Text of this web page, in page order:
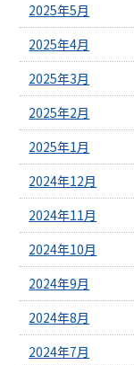
2025年5月
2025年4月
2025年3月
2025年2月
2025年1月
2024年12月
2024年11月
2024年10月
2024年9月
2024年8月
2024年7月